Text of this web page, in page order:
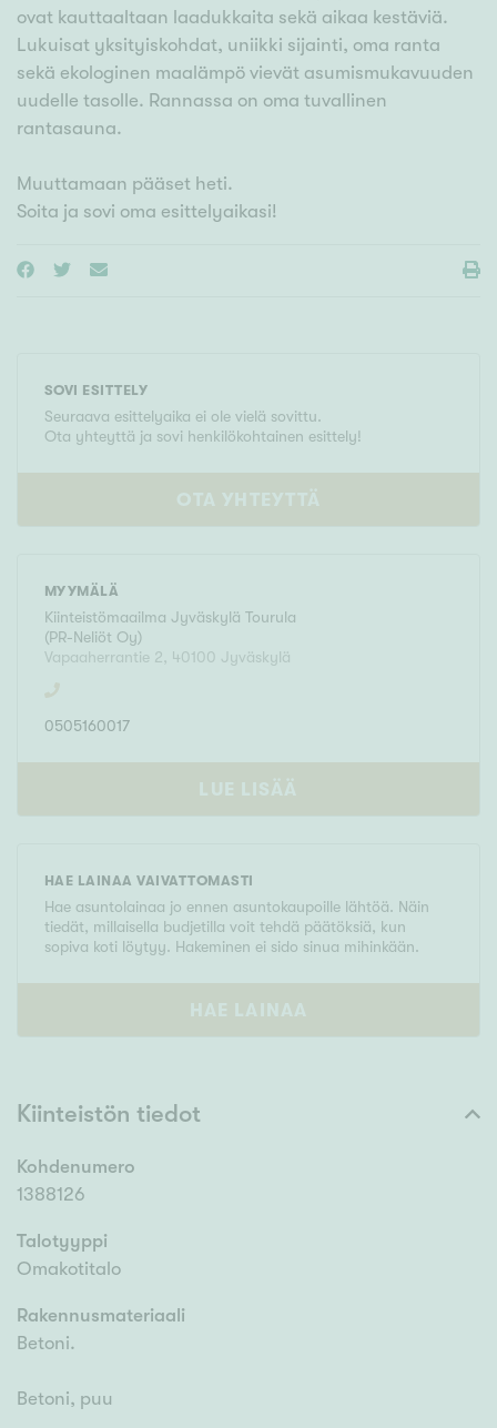
ovat kauttaaltaan laadukkaita sekä aikaa kestäviä.
Lukuisat yksityiskohdat, uniikki sijainti, oma ranta
sekä ekologinen maalämpö vievät asumismukavuuden
uudelle tasolle. Rannassa on oma tuvallinen
rantasauna.
Muuttamaan pääset heti.
Soita ja sovi oma esittelyaikasi!
SOVI ESITTELY
Seuraava esittelyaika ei ole vielä sovittu.
Ota yhteyttä ja sovi henkilökohtainen esittely!
OTA YHTEYTTÄ
MYYMÄLÄ
Kiinteistömaailma Jyväskylä Tourula
(PR-Neliöt Oy)
Vapaaherrantie 2, 40100 Jyväskylä
0505160017
LUE LISÄÄ
HAE LAINAA VAIVATTOMASTI
Hae asuntolainaa jo ennen asuntokaupoille lähtöä. Näin
tiedät, millaisella budjetilla voit tehdä päätöksiä, kun
sopiva koti löytyy. Hakeminen ei sido sinua mihinkään.
HAE LAINAA
Kiinteistön tiedot
Kohdenumero
1388126
Talotyyppi
Omakotitalo
Rakennusmateriaali
Betoni.
Betoni, puu